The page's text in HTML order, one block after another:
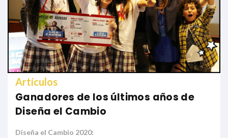
Artículos
Ganadores de los últimos años de
Diseña el Cambio
Diseña el Cambio 2020: